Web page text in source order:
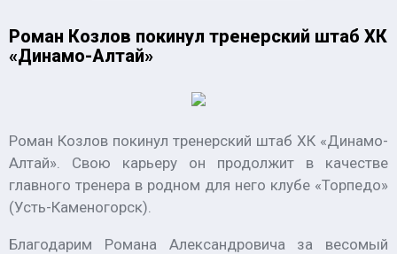
Роман Козлов покинул тренерский штаб ХК
«Динамо-Алтай»
Роман Козлов покинул тренерский штаб ХК «Динамо-
Алтай». Свою карьеру он продолжит в качестве
главного тренера в родном для него клубе «Торпедо»
(Усть-Каменогорск).
Благодарим Романа Александровича за весомый